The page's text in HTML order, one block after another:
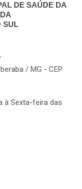
DE SAÚDE DA
SUL
/ MG - CEP
à Sexta-feira das